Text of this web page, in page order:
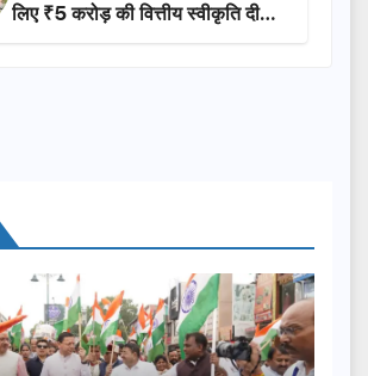
लिए ₹5 करोड़ की वित्तीय स्वीकृति दी…